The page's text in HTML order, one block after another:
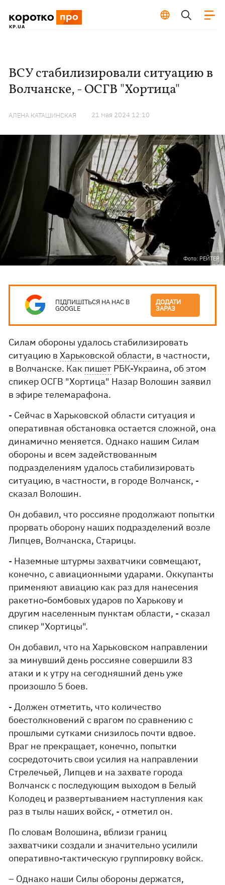
ВСУ стабилизировали ситуацию в
Волчанске, - ОСГВ "Хортица"
АЛЕНА КАТАШИНСКАЯ 21 мая 2024 12:10
Фото: РЕЙТЕР
ПІДПИШІТЬСЯ НА НАС В
GOOGLE
ДОДАТИ
ЗАРАЗ
Силам обороны удалось стабилизировать
ситуацию вХарьковской области, в частности,
в Волчанске. Как пишет РБК-Украина, об этом
спикер ОСГВ "Хортица" Назар Волошин заявил
в эфире телемарафона.
- Сейчас в Харьковской области ситуация и
оперативная обстановка остается сложной, она
динамично меняется. Однако нашим Силам
обороны и всем задействованным
подразделениям удалось стабилизировать
ситуацию, в частности, в городе Волчанск, -
сказал Волошин.
Он добавил, что россияне продолжают попытки
прорвать оборону наших подразделений возле
Липцев, Волчанска, Старицы.
- Наземные штурмы захватчики совмещают,
конечно, с авиационными ударами. Оккупанты
применяют авиацию как раз для нанесения
ракетно-бомбовых ударов по Харькову и
другим населенным пунктам области, - сказал
спикер "Хортицы".
Он добавил, что на Харьковском направлении
за минувший день россияне совершили 83
атаки и к утру на сегодняшний день уже
произошло 5 боев.
- Должен отметить, что количество
боестолкновений с врагом по сравнению с
прошлыми сутками снизилось почти вдвое.
Враг не прекращает, конечно, попытки
сосредоточить свои усилия на направлении
Стрелечьей, Липцев и на захвате города
Волчанск с последующим выходом в Белый
Колодец и развертыванием наступления как
раз в тылы наших войск, - отметил он.
По словам Волошина, вблизи границ
захватчики создали и значительно усилили
оперативно-тактическую группировку войск.
– Однако наши Силы обороны держатся,